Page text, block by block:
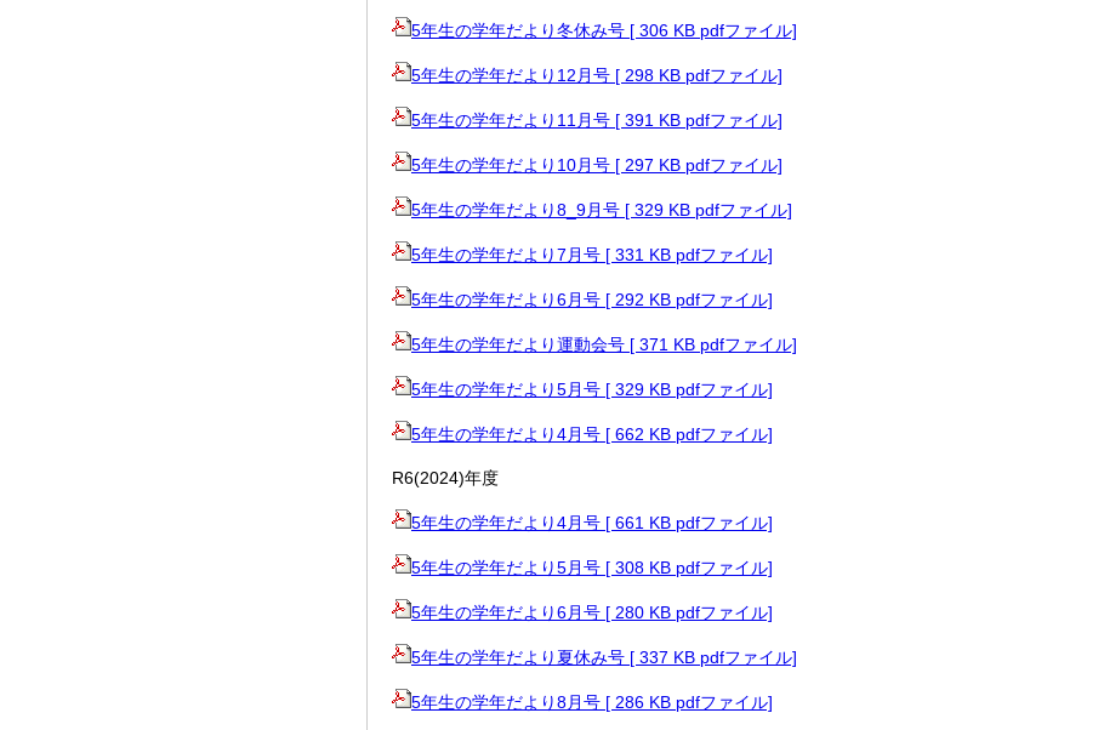
5年生の学年だより冬休み号 [ 306 KB pdfファイル]
5年生の学年だより12月号 [ 298 KB pdfファイル]
5年生の学年だより11月号 [ 391 KB pdfファイル]
5年生の学年だより10月号 [ 297 KB pdfファイル]
5年生の学年だより8_9月号 [ 329 KB pdfファイル]
5年生の学年だより7月号 [ 331 KB pdfファイル]
5年生の学年だより6月号 [ 292 KB pdfファイル]
5年生の学年だより運動会号 [ 371 KB pdfファイル]
5年生の学年だより5月号 [ 329 KB pdfファイル]
5年生の学年だより4月号 [ 662 KB pdfファイル]
R6(2024)年度
5年生の学年だより4月号 [ 661 KB pdfファイル]
5年生の学年だより5月号 [ 308 KB pdfファイル]
5年生の学年だより6月号 [ 280 KB pdfファイル]
5年生の学年だより夏休み号 [ 337 KB pdfファイル]
5年生の学年だより8月号 [ 286 KB pdfファイル]